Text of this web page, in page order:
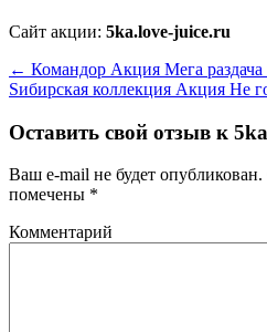
Сайт акции: 5ka.love-juice.ru
← Командор Акция Мега раздача
Sибирская коллекция Акция Не
Оставить свой отзыв к
Ваш e-mail не будет опубликован.
помечены *
Комментарий